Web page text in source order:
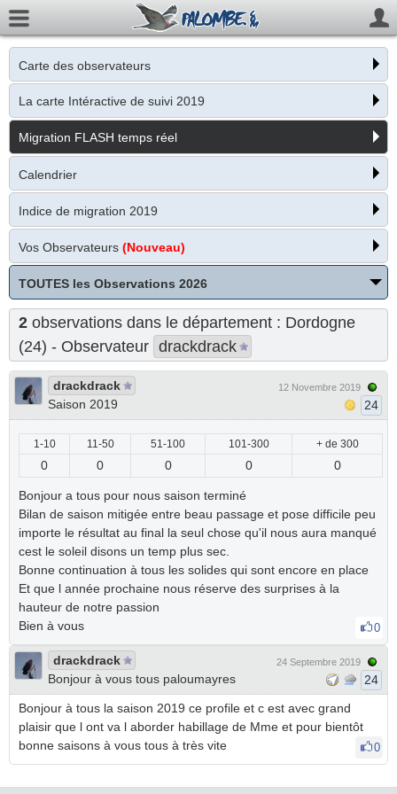
Carte des observateurs
La carte Intéractive de suivi 2019
Migration FLASH temps réel
Calendrier
Indice de migration 2019
Vos Observateurs (Nouveau)
TOUTES les Observations 2026
2 observations dans le département : Dordogne
(24) - Observateur drackdrack
drackdrack
Saison 2019
12 Novembre 2019
24
1-10 11-50 51-100 101-300 + de 300
0 0 0 0 0
Bonjour a tous pour nous saison terminé
Bilan de saison mitigée entre beau passage et pose difficile peu
importe le résultat au final la seul chose qu'il nous aura manqué
cest le soleil disons un temp plus sec.
Bonne continuation à tous les solides qui sont encore en place
Et que l année prochaine nous réserve des surprises à la
hauteur de notre passion
Bien à vous
0
drackdrack
Bonjour à vous tous paloumayres
24 Septembre 2019
24
Bonjour à tous la saison 2019 ce profile et c est avec grand
plaisir que l ont va l aborder habillage de Mme et pour bientôt
bonne saisons à vous tous à très vite
0